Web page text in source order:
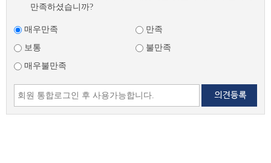
만족하셨습니까?
매우만족
만족
보통
불만족
매우불만족